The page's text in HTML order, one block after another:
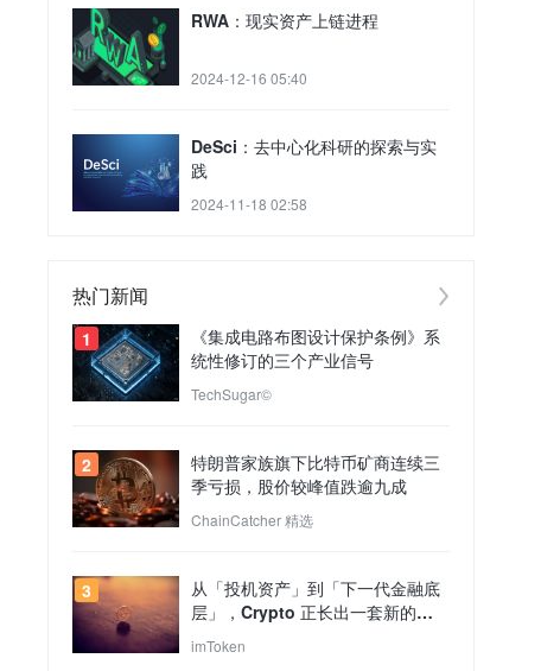
RWA：现实资产上链进程
2024-12-16 05:40
DeSci：去中心化科研的探索与实
践
2024-11-18 02:58
热门新闻
1
《集成电路布图设计保护条例》系
统性修订的三个产业信号
TechSugar©
2
特朗普家族旗下比特币矿商连续三
季亏损，股价较峰值跌逾九成
ChainCatcher 精选
3
从「投机资产」到「下一代金融底
层」，Crypto 正长出一套新的
TradFi 世界？
imToken